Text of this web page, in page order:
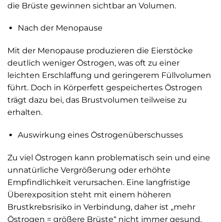
die Brüste gewinnen sichtbar an Volumen.
Nach der Menopause
Mit der Menopause produzieren die Eierstöcke
deutlich weniger Östrogen, was oft zu einer
leichten Erschlaffung und geringerem Füllvolumen
führt. Doch in Körperfett gespeichertes Östrogen
trägt dazu bei, das Brustvolumen teilweise zu
erhalten.
Auswirkung eines Östrogenüberschusses
Zu viel Östrogen kann problematisch sein und eine
unnatürliche Vergrößerung oder erhöhte
Empfindlichkeit verursachen. Eine langfristige
Überexposition steht mit einem höheren
Brustkrebsrisiko in Verbindung, daher ist „mehr
Östrogen = größere Brüste“ nicht immer gesund.